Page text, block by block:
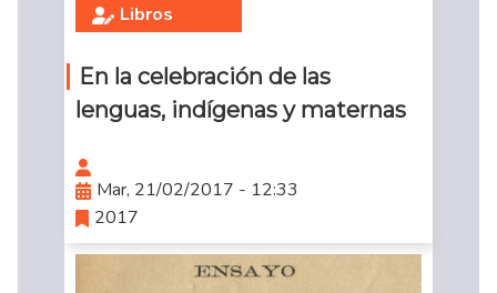
Libros
En la celebración de las
lenguas, indígenas y maternas
Mar, 21/02/2017 - 12:33
2017